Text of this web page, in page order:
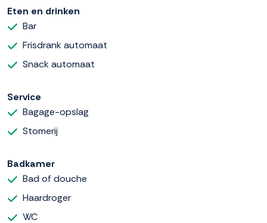
Eten en drinken
Bar
Frisdrank automaat
Snack automaat
Service
Bagage-opslag
Stomerij
Badkamer
Bad of douche
Haardroger
WC